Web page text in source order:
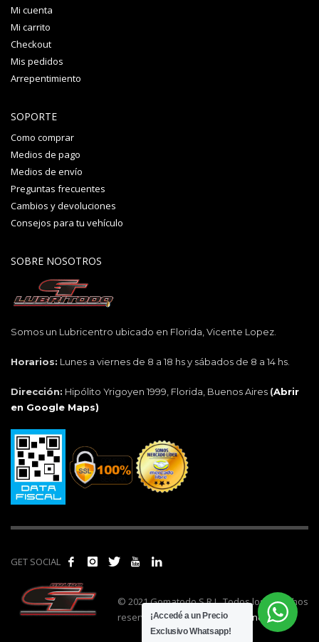
Mi cuenta
Mi carrito
Checkout
Mis pedidos
Arrepentimiento
SOPORTE
Como comprar
Medios de pago
Medios de envío
Preguntas frecuentes
Cambios y devoluciones
Consejos para tu vehículo
SOBRE NOSOTROS
Somos un Lubricentro ubicado en Florida, Vicente Lopez.
Horarios: Lunes a viernes de 8 a 18 hs y sábados de 8 a 14 hs.
Dirección: Hipólito Yrigoyen 1999, Florida, Buenos Aires (Abrir
en Google Maps)
GET SOCIAL
© 2021 Gomatodo S.R.L. Todos los derechos
reservados. | Realizado por
cónclave.
¡Accedé a un Precio
Exclusivo Whatsapp!